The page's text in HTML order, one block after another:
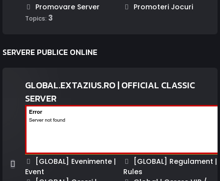
Promovare Server
Promoteri Jocuri
Topics: 3
SERVERE PUBLICE ONLINE
GLOBAL.EXTAZIUS.RO | OFFICIAL CLASSIC
SERVER
[GLOBAL] Evenimente |
Event
[GLOBAL] Regulament |
Rules